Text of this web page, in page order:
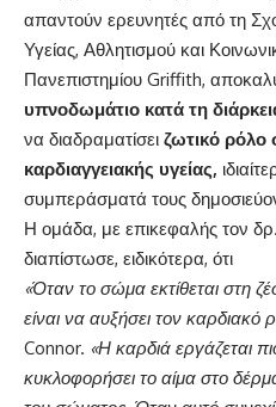
απαντούν ερευνητές από τη
Υγείας, Αθλητισμού και
Πανεπιστημίου Griffith,
υπνοδωμάτιο κατά τη
να διαδραματίσει ζωτικό ρόλο
καρδιαγγειακής υγείας,
συμπεράσματά τους
Η ομάδα, με επικεφαλής τον
διαπίστωσε, ειδικότερα, ότι
«Όταν το σώμα εκτίθεται στη
είναι να αυξήσει τον καρδιακό
Connor. «Η καρδιά εργάζεται
κυκλοφορήσει το αίμα στο